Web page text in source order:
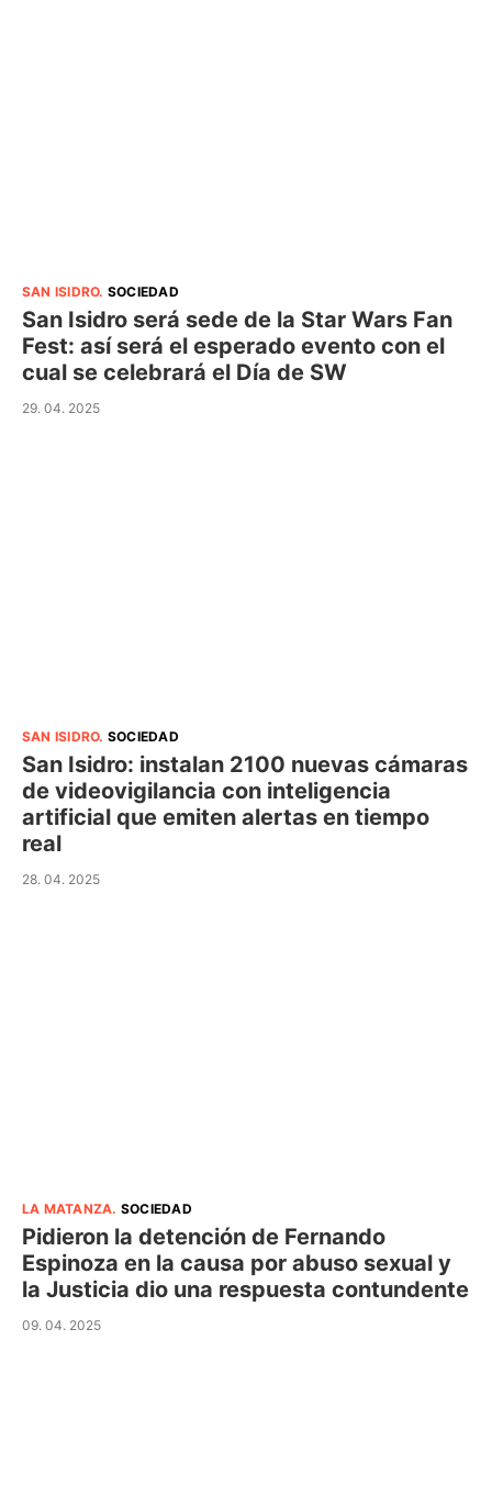
SAN ISIDRO. SOCIEDAD
San Isidro será sede de la Star Wars Fan
Fest: así será el esperado evento con el
cual se celebrará el Día de SW
29. 04. 2025
SAN ISIDRO. SOCIEDAD
San Isidro: instalan 2100 nuevas cámaras
de videovigilancia con inteligencia
artificial que emiten alertas en tiempo
real
28. 04. 2025
LA MATANZA. SOCIEDAD
Pidieron la detención de Fernando
Espinoza en la causa por abuso sexual y
la Justicia dio una respuesta contundente
09. 04. 2025